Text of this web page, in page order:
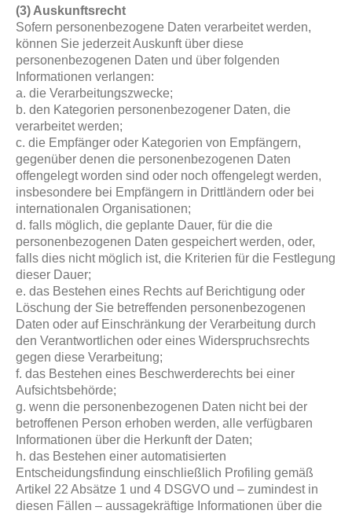
(3) Auskunftsrecht
Sofern personenbezogene Daten verarbeitet werden,
können Sie jederzeit Auskunft über diese
personenbezogenen Daten und über folgenden
Informationen verlangen:
a. die Verarbeitungszwecke;
b. den Kategorien personenbezogener Daten, die
verarbeitet werden;
c. die Empfänger oder Kategorien von Empfängern,
gegenüber denen die personenbezogenen Daten
offengelegt worden sind oder noch offengelegt werden,
insbesondere bei Empfängern in Drittländern oder bei
internationalen Organisationen;
d. falls möglich, die geplante Dauer, für die die
personenbezogenen Daten gespeichert werden, oder,
falls dies nicht möglich ist, die Kriterien für die Festlegung
dieser Dauer;
e. das Bestehen eines Rechts auf Berichtigung oder
Löschung der Sie betreffenden personenbezogenen
Daten oder auf Einschränkung der Verarbeitung durch
den Verantwortlichen oder eines Widerspruchsrechts
gegen diese Verarbeitung;
f. das Bestehen eines Beschwerderechts bei einer
Aufsichtsbehörde;
g. wenn die personenbezogenen Daten nicht bei der
betroffenen Person erhoben werden, alle verfügbaren
Informationen über die Herkunft der Daten;
h. das Bestehen einer automatisierten
Entscheidungsfindung einschließlich Profiling gemäß
Artikel 22 Absätze 1 und 4 DSGVO und – zumindest in
diesen Fällen – aussagekräftige Informationen über die